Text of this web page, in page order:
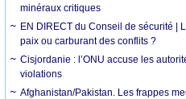
minéraux critiques
EN DIRECT du Conseil de sécurité |
paix ou carburant des conflits ?
Cisjordanie : l’ONU accuse les
violations
Afghanistan/Pakistan. Les frappes